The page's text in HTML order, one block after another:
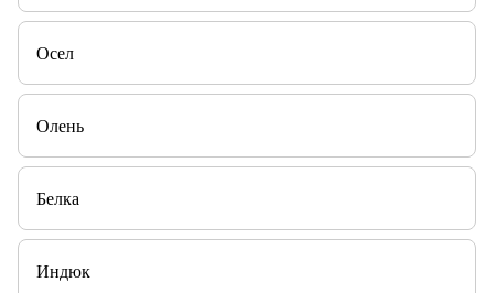
Осел
Олень
Белка
Индюк